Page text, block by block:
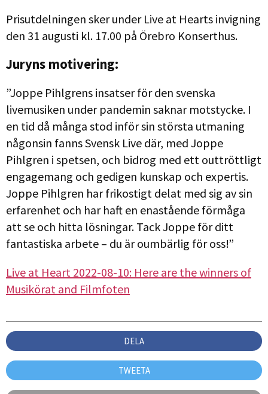
Prisutdelningen sker under Live at Hearts invigning
den 31 augusti kl. 17.00 på Örebro Konserthus.
Juryns motivering:
”Joppe Pihlgrens insatser för den svenska
livemusiken under pandemin saknar motstycke. I
en tid då många stod inför sin största utmaning
någonsin fanns Svensk Live där, med Joppe
Pihlgren i spetsen, och bidrog med ett outtröttligt
engagemang och gedigen kunskap och expertis.
Joppe Pihlgren har frikostigt delat med sig av sin
erfarenhet och har haft en enastående förmåga
att se och hitta lösningar. Tack Joppe för ditt
fantastiska arbete – du är oumbärlig för oss!”
Live at Heart 2022-08-10: Here are the winners of
Musikörat and Filmfoten
DELA
TWEETA